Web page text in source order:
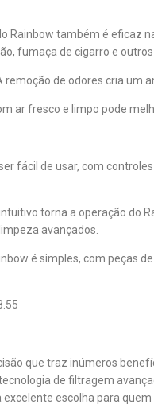
Rainbow também é eficaz
fumaça de cigarro e
de odores cria um
ar fresco e limpo pode
fácil de usar, com
torna a operação do
avançados.
é simples, com peças
que traz inúmeros
de filtragem
escolha para